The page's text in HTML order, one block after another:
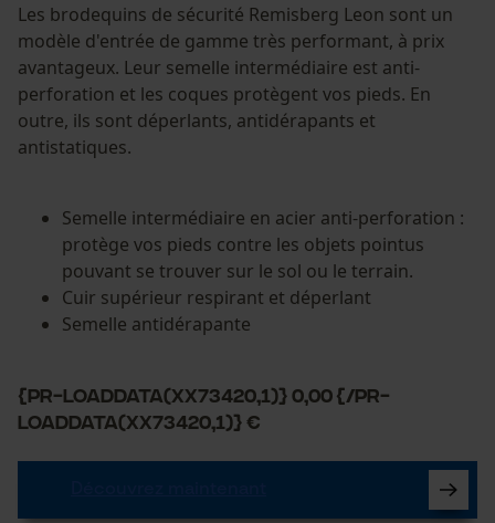
Les brodequins de sécurité Remisberg Leon sont un
modèle d'entrée de gamme très performant, à prix
avantageux. Leur semelle intermédiaire est anti-
perforation et les coques protègent vos pieds. En
outre, ils sont déperlants, antidérapants et
antistatiques.
Semelle intermédiaire en acier anti-perforation :
protège vos pieds contre les objets pointus
pouvant se trouver sur le sol ou le terrain.
Cuir supérieur respirant et déperlant
Semelle antidérapante
{PR-LoadData(XX73420,1)} 0,00 {/PR-
LoadData(XX73420,1)} €